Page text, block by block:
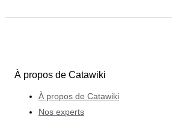
À propos de Catawiki
À propos de Catawiki
Nos experts